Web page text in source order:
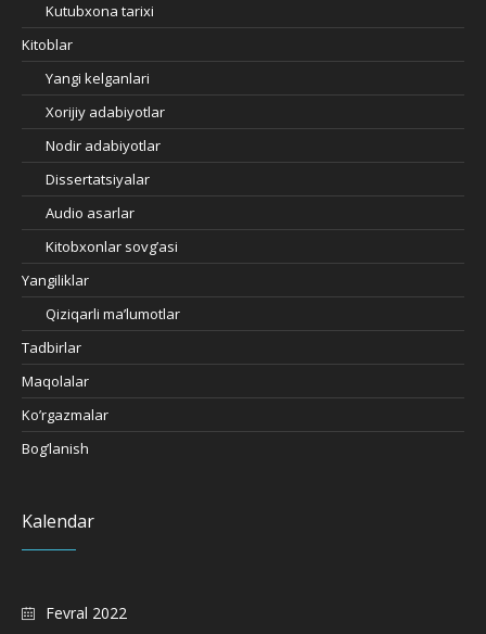
Kutubxona tarixi
Kitoblar
Yangi kelganlari
Xorijiy adabiyotlar
Nodir adabiyotlar
Dissertatsiyalar
Audio asarlar
Kitobxonlar sovg’asi
Yangiliklar
Qiziqarli ma’lumotlar
Tadbirlar
Maqolalar
Ko’rgazmalar
Bog’lanish
Kalendar
Fevral 2022